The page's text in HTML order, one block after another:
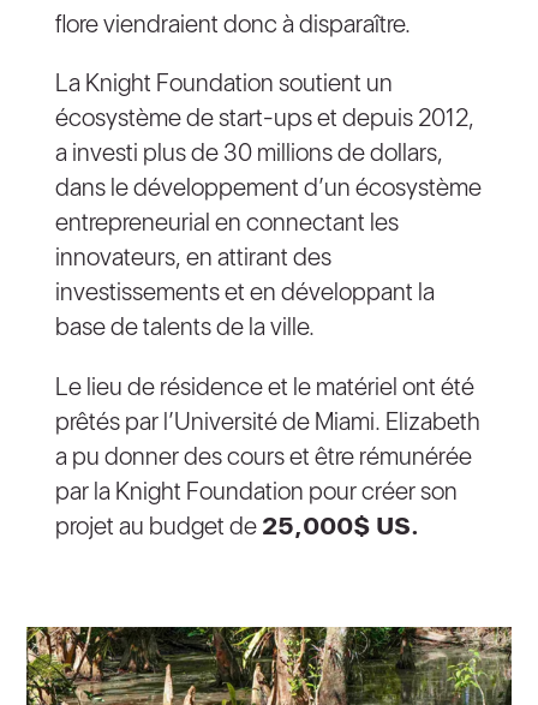
flore viendraient donc à disparaître.
La Knight Foundation soutient un
écosystème de start-ups et depuis 2012,
a investi plus de 30 millions de dollars,
dans le développement d’un écosystème
entrepreneurial en connectant les
innovateurs, en attirant des
investissements et en développant la
base de talents de la ville.
Le lieu de résidence et le matériel ont été
prêtés par l’Université de Miami. Elizabeth
a pu donner des cours et être rémunérée
par la Knight Foundation pour créer son
projet au budget de 25,000$ US.